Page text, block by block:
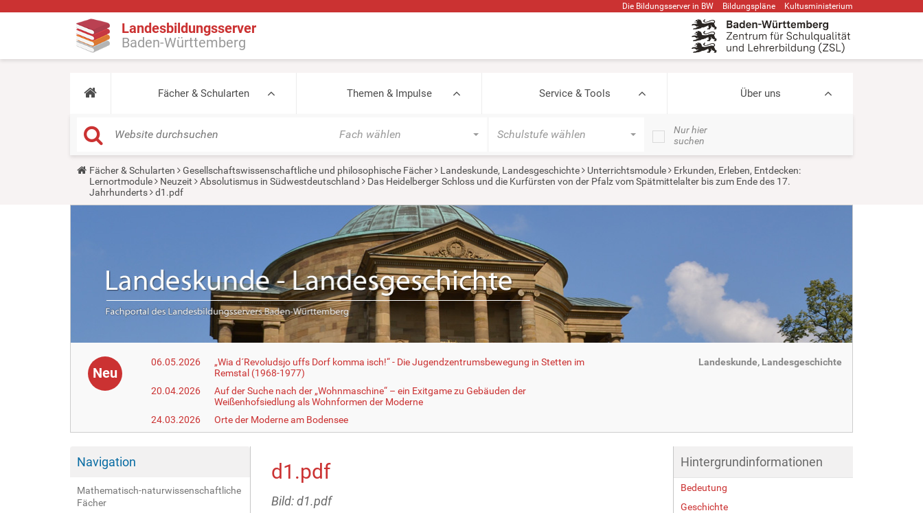
Die Bildungsserver in BW Bildungspläne Kultusministerium
Landesbildungsserver
Baden-Württemberg
Fächer & Schularten Themen & Impulse Service & Tools Über uns
Fach wählen Schulstufe wählen
Nur hier
suchen
Y
a
Fächer & Schularten Gesellschaftswissenschaftliche und philosophische Fächer Landeskunde, Landesgeschichte Unterrichtsmodule
Erkunden, Erleben, Entdecken:
Lernortmodule
Neuzeit Absolutismus in Südwestdeutschland
Das Heidelberger Schloss und die Kurfürsten von der Pfalz vom Spätmittelalter bis zum Ende des 17.
Jahrhunderts
d1.pdf
Neu
06.05.2026
„Wia d´Revoludsjo uffs Dorf komma isch!“ - Die Jugendzentrumsbewegung in Stetten im
Remstal (1968-1977)
20.04.2026
Auf der Suche nach der „Wohnmaschine“ – ein Exitgame zu Gebäuden der
Weißenhofsiedlung als Wohnformen der Moderne
24.03.2026
Orte der Moderne am Bodensee
Landeskunde, Landesgeschichte
Navigation
Mathematisch-naturwissenschaftliche
Fächer
d1.pdf
Bild: d1.pdf
Hintergrundinformationen
Bedeutung
Geschichte